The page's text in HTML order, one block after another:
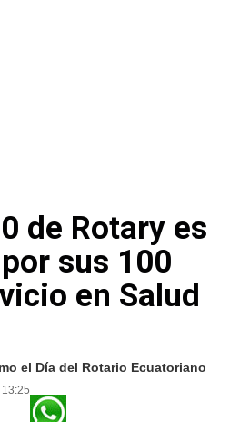
de Rotary es
sus 100
en Salud
el Día del Rotario Ecuatoriano